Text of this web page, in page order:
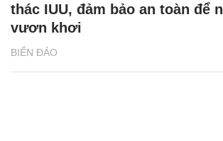
BIỂN ĐẢO
thác IUU, đảm bảo an toàn để
vươn khơi